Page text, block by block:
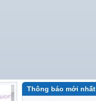
Thông báo mới nhất